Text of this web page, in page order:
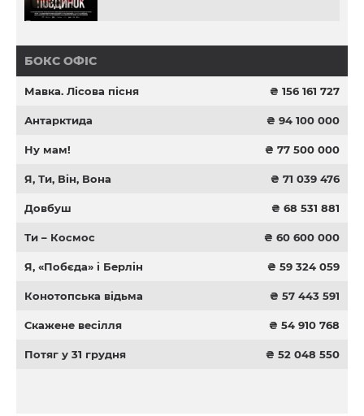
БОКС ОФІС
Мавка. Лісова пісня ₴ 156 161 727
Антарктида ₴ 94 100 000
Ну мам! ₴ 77 500 000
Я, Ти, Він, Вона ₴ 71 039 476
Довбуш ₴ 68 531 881
Ти – Космос ₴ 60 600 000
Я, «Побєда» і Берлін ₴ 59 324 059
Конотопська відьма ₴ 57 443 591
Скажене весілля ₴ 54 910 768
Потяг у 31 грудня ₴ 52 048 550